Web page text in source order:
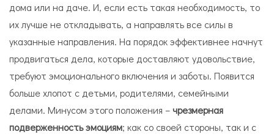
дома или на даче. И, если есть такая необходимость, то
их лучше не откладывать, а направлять все силы в
указанные направления. На порядок эффективнее начнут
продвигаться дела, которые доставляют удовольствие,
требуют эмоционального включения и заботы. Появится
больше хлопот с детьми, родителями, семейными
делами. Минусом этого положения –чрезмерная
подверженность эмоциям; как со своей стороны, так и с